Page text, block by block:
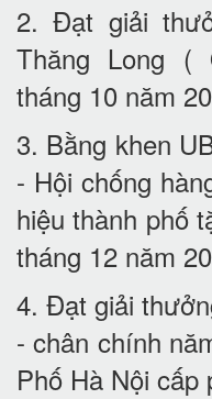
2. Đạt giải
Thăng Long (
tháng 10 năm
3. Bằng khen
- Hội chống
hiệu thành phố
tháng 12 năm
4. Đạt giải
- chân chính
Phố Hà Nội cấp